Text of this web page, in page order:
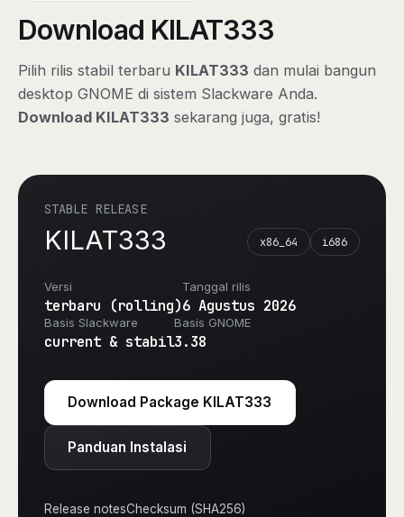
Download KILAT333
Pilih rilis stabil terbaru KILAT333 dan mulai bangun
desktop GNOME di sistem Slackware Anda.
Download KILAT333 sekarang juga, gratis!
STABLE RELEASE
KILAT333 x86_64 i686
Versi
terbaru (rolling)
Tanggal rilis
6 Agustus 2026
Basis Slackware
current & stabil
Basis GNOME
3.38
Download Package KILAT333
Panduan Instalasi
Release notesChecksum (SHA256)